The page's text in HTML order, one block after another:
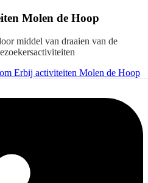
Molen de Hoop
middel van draaien van de
Erbij activiteiten Molen de Hoop